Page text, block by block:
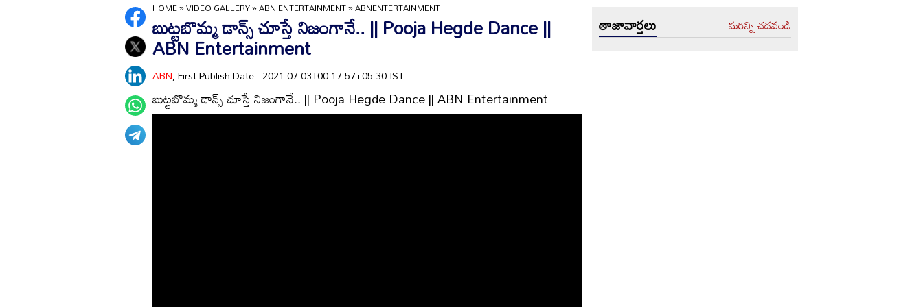
HOME»VIDEO GALLERY»ABN ENTERTAINMENT»ABNENTERTAINMENT
బుట్టబొమ్మ డాన్స్ చూస్తే నిజంగానే.. || Pooja Hegde Dance ||
ABN Entertainment
ABN, First Publish Date - 2021-07-03T00:17:57+05:30 IST
బుట్టబొమ్మ డాన్స్ చూస్తే నిజంగానే.. || Pooja Hegde Dance || ABN Entertainment
తాజావార్తలు మరిన్ని చదవండి